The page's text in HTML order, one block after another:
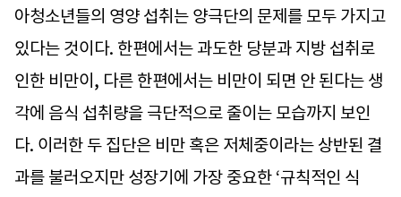
아청소년들의 영양 섭취는 양극단의 문제를 모두 가지고
있다는 것이다. 한편에서는 과도한 당분과 지방 섭취로
인한 비만이, 다른 한편에서는 비만이 되면 안 된다는 생
각에 음식 섭취량을 극단적으로 줄이는 모습까지 보인
다. 이러한 두 집단은 비만 혹은 저체중이라는 상반된 결
과를 불러오지만 성장기에 가장 중요한 ‘규칙적인 식